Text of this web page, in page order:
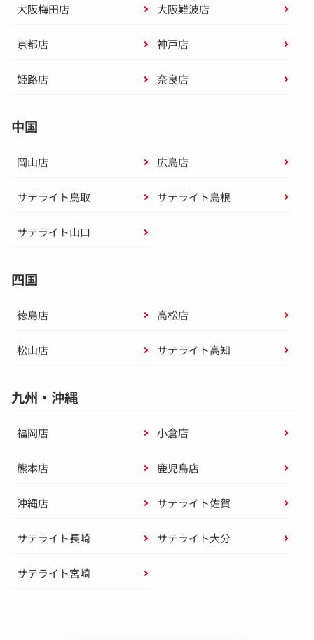
大阪梅田店 大阪難波店
京都店 神戸店
姫路店 奈良店
中国
岡山店 広島店
サテライト鳥取 サテライト島根
サテライト山口
四国
徳島店 高松店
松山店 サテライト高知
九州・沖縄
福岡店 小倉店
熊本店 鹿児島店
沖縄店 サテライト佐賀
サテライト長崎 サテライト大分
サテライト宮崎